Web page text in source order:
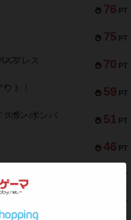
76 PT
75 PT
70 PT
スプレス
59 PT
ト！
51 PT
スラ・ボンバ
46 PT
PT
PT